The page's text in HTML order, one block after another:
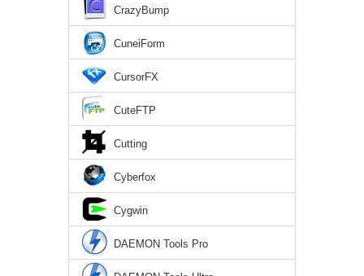
CrazyBump
CuneiForm
CursorFX
CuteFTP
Cutting
Cyberfox
Cygwin
DAEMON Tools Pro